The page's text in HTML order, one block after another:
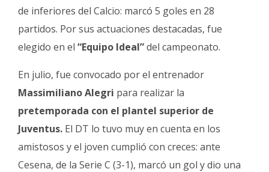
de inferiores del Calcio: marcó 5 goles en 28
partidos. Por sus actuaciones destacadas, fue
elegido en el “Equipo Ideal”del campeonato.
En julio, fue convocado por el entrenador
Massimiliano Alegri para realizar la
pretemporada con el plantel superior de
Juventus. El DT lo tuvo muy en cuenta en los
amistosos y el joven cumplió con creces: ante
Cesena, de la Serie C (3-1), marcó un gol y dio una